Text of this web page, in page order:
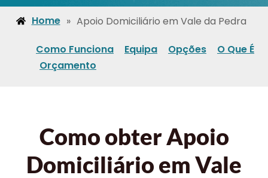
Home » Apoio Domiciliário em Vale da Pedra
Como Funciona Equipa Opções
O Que É
Orçamento
Como obter Apoio
Domiciliário em Vale